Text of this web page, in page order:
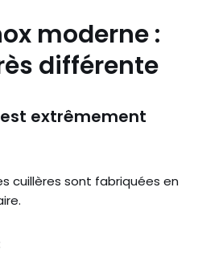
moderne :
différente
extrêmement
cuillères sont fabriquées en